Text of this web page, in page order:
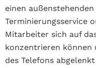
einen
Terminierungsservice
Mitarbeiter sich auf
konzentrieren können
des Telefons